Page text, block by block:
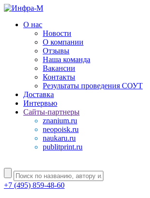
О нас
Новости
О компании
Отзывы
Наша команда
Вакансии
Контакты
Результаты проведения СОУТ
Доставка
Интервью
Сайты-партнеры
znanium.ru
neopoisk.ru
naukaru.ru
publitprint.ru
+7 (495) 859-48-60